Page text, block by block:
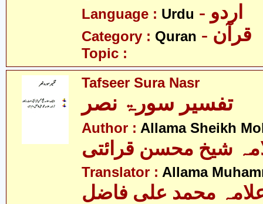
Language : Urdu - اردو
Category : Quran - قرآن
Topic :
Tafseer Sura Nasr
تفسیر سورۃ نصر
Author : Allama Sheikh
شیخ محسن قرائتی
Translator : Allama
محمد علی فاضل